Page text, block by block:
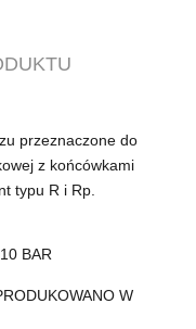
przeznaczone do
z końcówkami
typu R i Rp.
BAR
W